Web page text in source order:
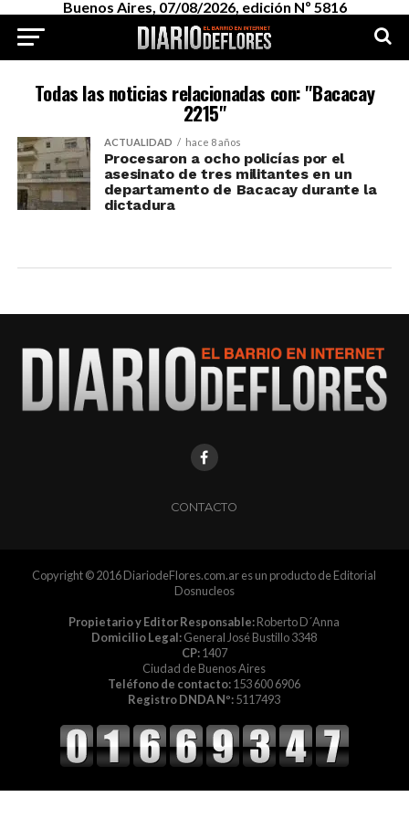
Buenos Aires, 07/08/2026, edición Nº 5816
Todas las noticias relacionadas con: "Bacacay
2215"
ACTUALIDAD hace 8 años
Procesaron a ocho policías por el
asesinato de tres militantes en un
departamento de Bacacay durante la
dictadura
CONTACTO
Copyright © 2016 DiariodeFlores.com.ar es un producto de Editorial
Dosnucleos
Propietario y Editor Responsable:Roberto D´Anna
Domicilio Legal:General José Bustillo 3348
CP:1407
Ciudad de Buenos Aires
Teléfono de contacto:153 600 6906
Registro DNDA Nº:5117493